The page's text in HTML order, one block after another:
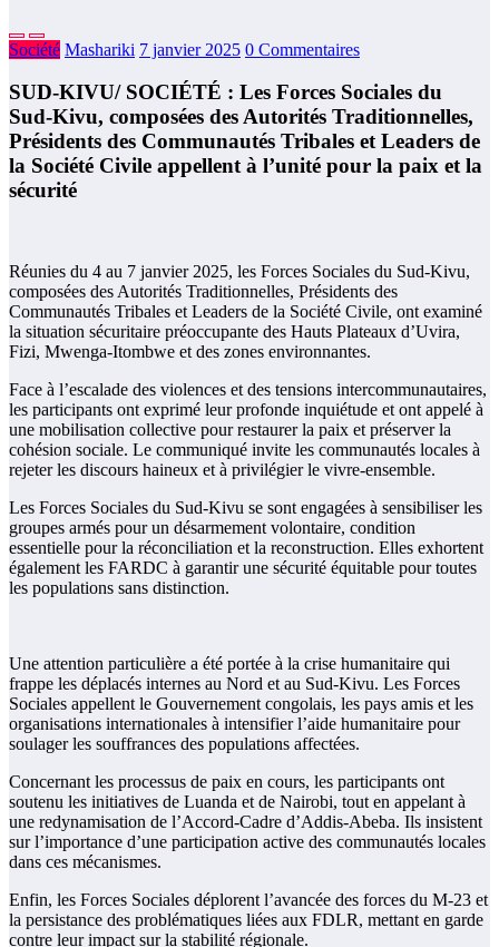
Société Mashariki 7 janvier 2025 0 Commentaires
SUD-KIVU/ SOCIÉTÉ : Les Forces Sociales du
Sud-Kivu, composées des Autorités Traditionnelles,
Présidents des Communautés Tribales et Leaders de
la Société Civile appellent à l’unité pour la paix et la
sécurité
Réunies du 4 au 7 janvier 2025, les Forces Sociales du Sud-Kivu,
composées des Autorités Traditionnelles, Présidents des
Communautés Tribales et Leaders de la Société Civile, ont examiné
la situation sécuritaire préoccupante des Hauts Plateaux d’Uvira,
Fizi, Mwenga-Itombwe et des zones environnantes.
Face à l’escalade des violences et des tensions intercommunautaires,
les participants ont exprimé leur profonde inquiétude et ont appelé à
une mobilisation collective pour restaurer la paix et préserver la
cohésion sociale. Le communiqué invite les communautés locales à
rejeter les discours haineux et à privilégier le vivre-ensemble.
Les Forces Sociales du Sud-Kivu se sont engagées à sensibiliser les
groupes armés pour un désarmement volontaire, condition
essentielle pour la réconciliation et la reconstruction. Elles exhortent
également les FARDC à garantir une sécurité équitable pour toutes
les populations sans distinction.
Une attention particulière a été portée à la crise humanitaire qui
frappe les déplacés internes au Nord et au Sud-Kivu. Les Forces
Sociales appellent le Gouvernement congolais, les pays amis et les
organisations internationales à intensifier l’aide humanitaire pour
soulager les souffrances des populations affectées.
Concernant les processus de paix en cours, les participants ont
soutenu les initiatives de Luanda et de Nairobi, tout en appelant à
une redynamisation de l’Accord-Cadre d’Addis-Abeba. Ils insistent
sur l’importance d’une participation active des communautés locales
dans ces mécanismes.
Enfin, les Forces Sociales déplorent l’avancée des forces du M-23 et
la persistance des problématiques liées aux FDLR, mettant en garde
contre leur impact sur la stabilité régionale.